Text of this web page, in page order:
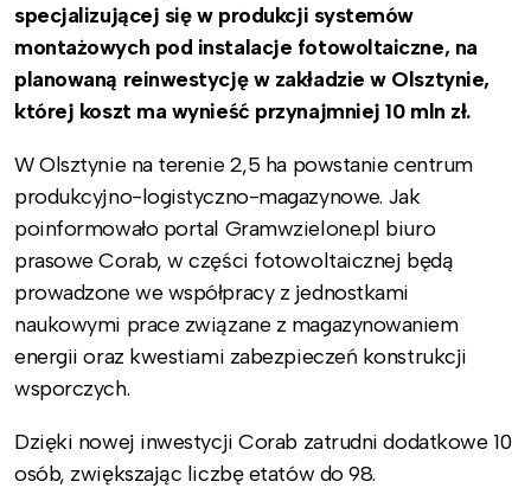
specjalizującej się w produkcji systemów
montażowych pod instalacje fotowoltaiczne, na
planowaną reinwestycję w zakładzie w Olsztynie,
której koszt ma wynieść przynajmniej 10 mln zł.
W Olsztynie na terenie 2,5 ha powstanie centrum
produkcyjno-logistyczno-magazynowe. Jak
poinformowało portal Gramwzielone.pl biuro
prasowe Corab, w części fotowoltaicznej będą
prowadzone we współpracy z jednostkami
naukowymi prace związane z magazynowaniem
energii oraz kwestiami zabezpieczeń konstrukcji
wsporczych.
Dzięki nowej inwestycji Corab zatrudni dodatkowe 10
osób, zwiększając liczbę etatów do 98.